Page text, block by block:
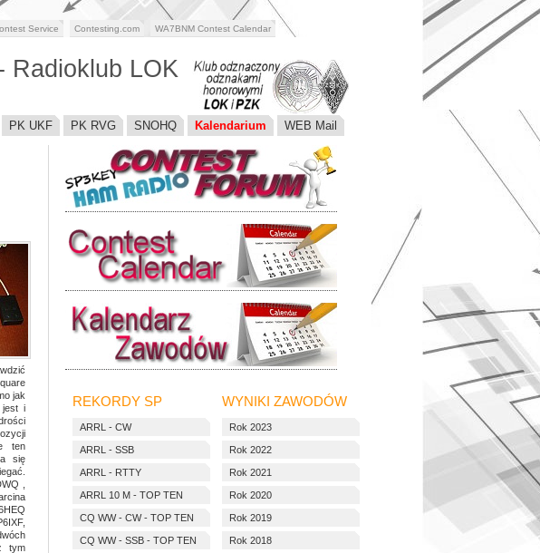
Service Contesting.com WA7BNM Contest Calendar
Radioklub LOK
PK UKF PK RVG SNOHQ Kalendarium WEB Mail
jak
jest i
ten
się
,
tym
WYNIKI ZAWODÓW
Rok 2023
Rok 2022
Rok 2021
Rok 2020
Rok 2019
Rok 2018
REKORDY SP
ARRL - CW
ARRL - SSB
ARRL - RTTY
ARRL 10 M - TOP TEN
CQ WW - CW - TOP TEN
CQ WW - SSB - TOP TEN